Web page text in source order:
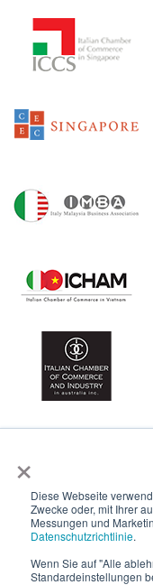
×
Diese Webseite
Zwecke oder, mit Ihrer
Messungen und
Datenschutzrichtlinie.
Wenn Sie auf "Alle
Standardeinstellungen